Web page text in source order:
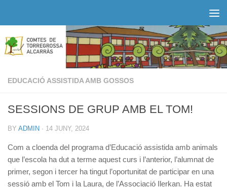
EDUCACIÓ ASSISTIDA AMB GOSSOS
SESSIONS DE GRUP AMB EL TOM!
BY ADMIN · 14 JUNY, 2024
Com a cloenda del programa d’Educació assistida amb animals
que l’escola ha dut a terme aquest curs i l’anterior, l’alumnat de
primer, segon i tercer ha tingut l’oportunitat de participar en una
sessió amb el Tom i la Laura, de l’Associació Ilerkan. Ha estat